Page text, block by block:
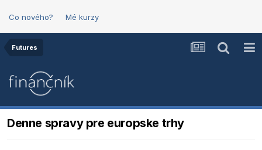
Co nového? Mé kurzy
Futures
Denne spravy pre europske trhy